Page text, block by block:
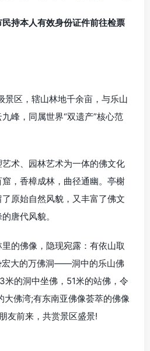
持本人有效身份证件前往检票
区，辖山林地千余亩，与乐山
峰，同属世界“双遗产”核心范
术、园林艺术为一体的佛文化
，香樟成林，曲径通幽。亭榭
原始自然风貌，又丰富了佛文
唐代风貌。
佛像，隐现宛露：有依山取
宏大的万佛洞——洞中的乐山佛
的洞中坐佛，51米的站佛，令
大佛湾;有东南亚佛像荟萃的佛像
友前来，共赏景区盛景!